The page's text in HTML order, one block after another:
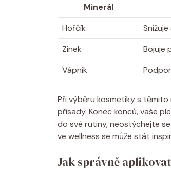
Minerál
Hořčík
Zinek
Bojuje
Vápník
Při výběru kosmetiky s
přísady. Konec konců, vaše
do své rutiny, neostýchejte
ve wellness se může stát
Jak správně